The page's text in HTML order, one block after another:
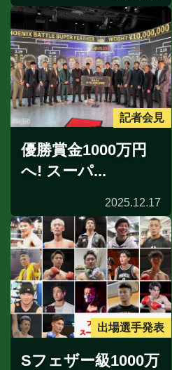
記者会見
優勝賞金1000万円
へ! スーパ...
2025.12.17
出場選手発表
Sフェザー級1000万